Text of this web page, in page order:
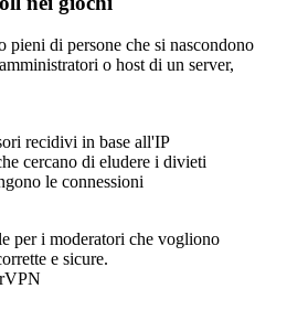
di persone che si nascondono
o host di un server,
recidivi in base all'IP
cercano di eludere i divieti
le connessioni
per i moderatori che vogliono
e sicure.